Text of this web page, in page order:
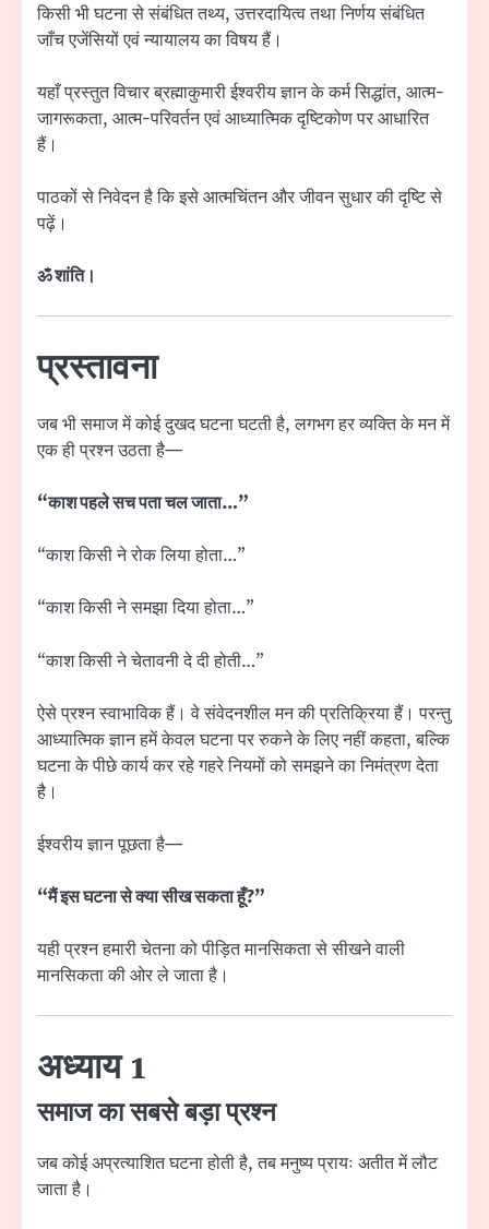
किसी भी घटना से संबंधित तथ्य, उत्तरदायित्व तथा निर्णय संबंधित
जाँच एजेंसियों एवं न्यायालय का विषय हैं।
यहाँ प्रस्तुत विचार ब्रह्माकुमारी ईश्वरीय ज्ञान के कर्म सिद्धांत, आत्म-
जागरूकता, आत्म-परिवर्तन एवं आध्यात्मिक दृष्टिकोण पर आधारित
हैं।
पाठकों से निवेदन है कि इसे आत्मचिंतन और जीवन सुधार की दृष्टि से
पढ़ें।
ॐ शांति।
प्रस्तावना
जब भी समाज में कोई दुखद घटना घटती है, लगभग हर व्यक्ति के मन में
एक ही प्रश्न उठता है—
“काश पहले सच पता चल जाता…”
“काश किसी ने रोक लिया होता…”
“काश किसी ने समझा दिया होता…”
“काश किसी ने चेतावनी दे दी होती…”
ऐसे प्रश्न स्वाभाविक हैं। वे संवेदनशील मन की प्रतिक्रिया हैं। परन्तु
आध्यात्मिक ज्ञान हमें केवल घटना पर रुकने के लिए नहीं कहता, बल्कि
घटना के पीछे कार्य कर रहे गहरे नियमों को समझने का निमंत्रण देता
है।
ईश्वरीय ज्ञान पूछता है—
“मैं इस घटना से क्या सीख सकता हूँ?”
यही प्रश्न हमारी चेतना को पीड़ित मानसिकता से सीखने वाली
मानसिकता की ओर ले जाता है।
अध्याय 1
समाज का सबसे बड़ा प्रश्न
जब कोई अप्रत्याशित घटना होती है, तब मनुष्य प्रायः अतीत में लौट
जाता है।